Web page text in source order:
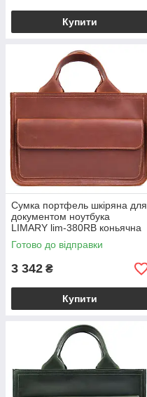
Купити
Сумка портфель шкіряна для
документом ноутбука
LIMARY lim-380RB коньячна
Готово до відправки
3 342 ₴
Купити